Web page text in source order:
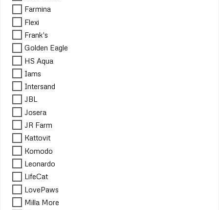
Farmina
Flexi
Frank's
Golden Eagle
HS Aqua
Iams
Intersand
JBL
Josera
JR Farm
Kattovit
Komodo
Leonardo
LifeCat
LovePaws
Milla More